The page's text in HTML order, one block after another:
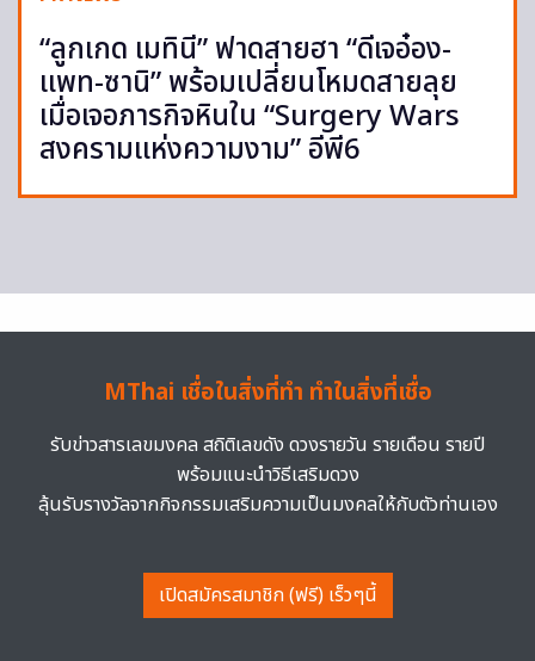
“ลูกเกด เมทินี” ฟาดสายฮา “ดีเจอ๋อง-
แพท-ซานิ” พร้อมเปลี่ยนโหมดสายลุย
เมื่อเจอภารกิจหินใน “Surgery Wars
สงครามแห่งความงาม” อีพี6
MThai เชื่อในสิ่งที่ทำ ทำในสิ่งที่เชื่อ
รับข่าวสารเลขมงคล สถิติเลขดัง ดวงรายวัน รายเดือน รายปี
พร้อมแนะนำวิธีเสริมดวง
ลุ้นรับรางวัลจากกิจกรรมเสริมความเป็นมงคลให้กับตัวท่านเอง
เปิดสมัครสมาชิก (ฟรี) เร็วๆนี้